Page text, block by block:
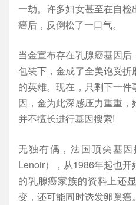
一劫。许多妇女甚至在自
癌后，反倒松了一口气。
当金宣布存在乳腺癌基因
包装下，金成了全美饱受
的英雄。现在，只剩下一
因，金为此深感压力重重，
并不擅长进行基因搜索!
无独有偶，法国顶尖基
Lenoir），从1986年起也
的乳腺癌家族的资料上还
变，还可能同时诱发卵巢